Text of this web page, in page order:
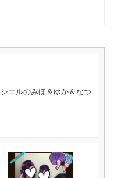
エルのみほ＆ゆか＆なつ